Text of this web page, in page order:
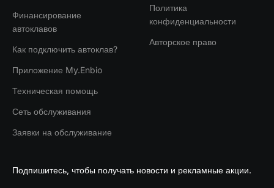
Финансирование
автоклавов
Как подключить автоклав?
Приложение My.Enbio
Техническая помощь
Сеть обслуживания
Заявки на обслуживание
Политика
конфиденциальности
Авторское право
Подпишитесь, чтобы получать новости и рекламные акции.